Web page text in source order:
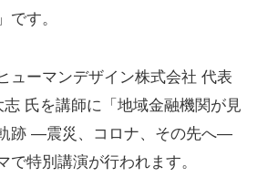
です。
ューマンデザイン株式会社 代表
氏を講師に「地域金融機関が見
跡 ―震災、コロナ、その先へ―
で特別講演が行われます。